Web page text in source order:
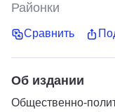
Районки
Сравнить
Об издании
Общественно-